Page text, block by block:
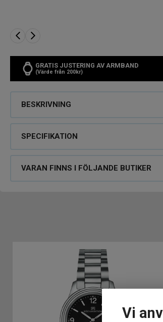
Vi
GRATIS JUSTERING AV ARMBAND
(Värde från 200kr)
BESKRIVNING
SPECIFIKATION
VARAN FINNS I FÖLJANDE BUTIKER